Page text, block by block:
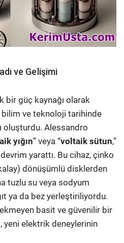
ve Gelişimi
bir güç kaynağı olarak
bilim ve teknoloji tarihinde
oluşturdu. Alessandro
yığın” veya “voltaik sütun,”
yarattı. Bu cihaz, çinko
dönüşümlü disklerden
tuzlu su veya sodyum
ya da bez yerleştiriliyordu.
basit ve güvenilir bir
yeni elektrik deneylerinin